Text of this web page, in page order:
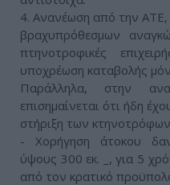
4. Ανανέωση από την
βραχυπρόθεσμων
πτηνοτροφικές
υποχρέωση καταβολής
Παράλληλα, στην
επισημαίνεται ότι ήδη
στήριξη των
- Χορήγηση άτοκου
ύψους 300 εκ. _, για 5
από τον κρατικό